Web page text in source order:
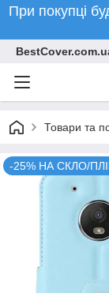
При покупці
Товари та
-25% НА СКЛО/